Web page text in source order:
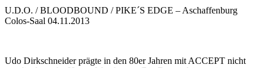
U.D.O. / BLOODBOUND / PIKE´S EDGE – Aschaffenburg
Colos-Saal 04.11.2013
Udo Dirkschneider prägte in den 80er Jahren mit ACCEPT nicht